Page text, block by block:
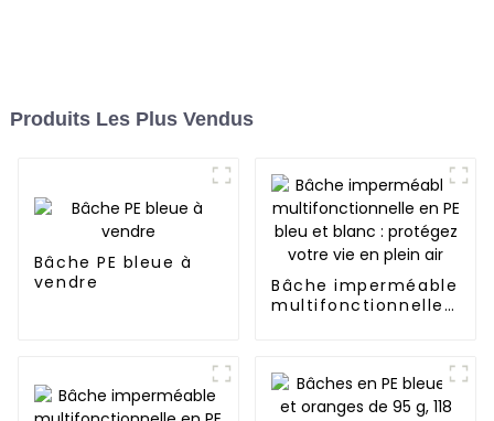
Produits Les Plus Vendus
Bâche PE bleue à
vendre
Bâche imperméable
multifonctionnelle
air